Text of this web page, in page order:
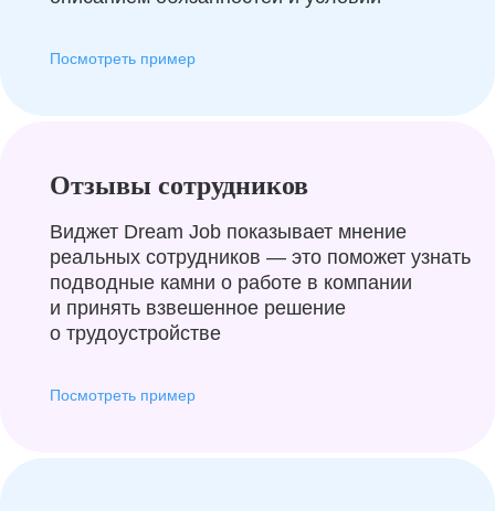
Посмотреть пример
Отзывы сотрудников
Виджет Dream Job показывает мнение
реальных сотрудников — это поможет узнать
подводные камни о работе в компании
и принять взвешенное решение
о трудоустройстве
Посмотреть пример